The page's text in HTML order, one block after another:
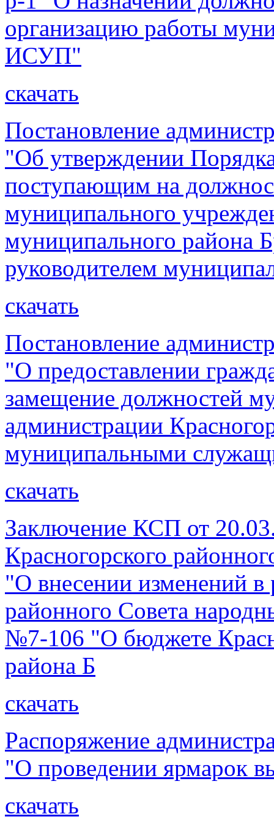
организацию работы
ИСУП"
скачать
Постановление
"Об утверждении
поступающим на
муниципального
муниципального района
руководителем
скачать
Постановление
"О предоставлении
замещение должностей
администрации
муниципальными
скачать
Заключение КСП от
Красногорского
"О внесении изменений в
районного Совета
№7-106 "О бюджете
района Б
скачать
Распоряжение
"О проведении ярмарок
скачать